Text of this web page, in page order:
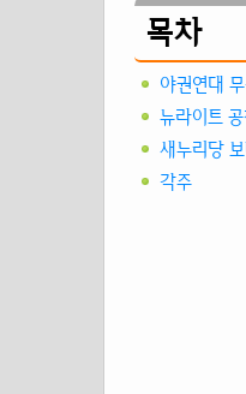
목차
야권연대
뉴라이트 공
새누리당
각주